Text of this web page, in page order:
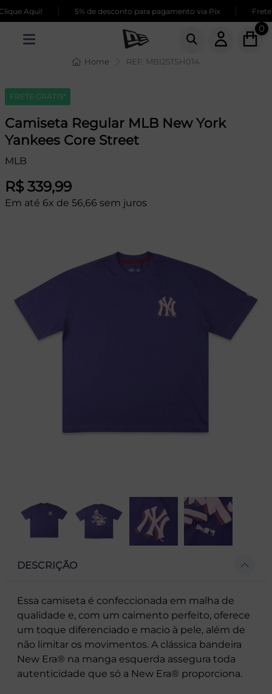
Aqui! 5% de desconto para pagamento via Pix Frete
0
Home REF: MBI25TSH014
FRETE GRÁTIS*
Camiseta Regular MLB New York
Yankees Core Street
MLB
R$ 339,99
Em até 6x de 56,66 sem juros
DESCRIÇÃO
Essa camiseta é confeccionada em malha de
qualidade e, com um caimento perfeito, oferece
um toque diferenciado e macio à pele, além de
não limitar os movimentos. A clássica bandeira
New Era® na manga esquerda assegura toda
autenticidade que só a New Era® proporciona.